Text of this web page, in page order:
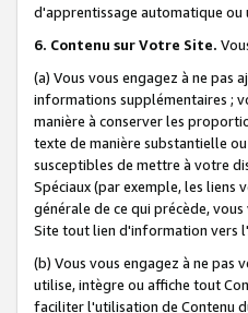
d'apprentissage automatique ou
6. Contenu sur Votre Site.
(a) Vous vous engagez à ne pas
informations supplémentaires ;
manière à conserver les
texte de manière substantielle
susceptibles de mettre à votre
Spéciaux (par exemple, les liens
générale de ce qui précède,
Site tout lien d'information vers
(b) Vous vous engagez à ne
utilise, intègre ou affiche tout
faciliter l'utilisation de Contenu